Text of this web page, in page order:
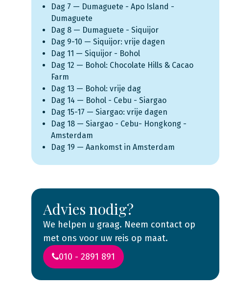
Dag 7 — Dumaguete - Apo Island -
Dumaguete
Dag 8 — Dumaguete - Siquijor
Dag 9-10 — Siquijor: vrije dagen
Dag 11 — Siquijor - Bohol
Dag 12 — Bohol: Chocolate Hills & Cacao
Farm
Dag 13 — Bohol: vrije dag
Dag 14 — Bohol - Cebu - Siargao
Dag 15-17 — Siargao: vrije dagen
Dag 18 — Siargao - Cebu- Hongkong -
Amsterdam
Dag 19 — Aankomst in Amsterdam
Advies nodig?
We helpen u graag. Neem contact op
met ons voor uw reis op maat.
010 - 2891 891